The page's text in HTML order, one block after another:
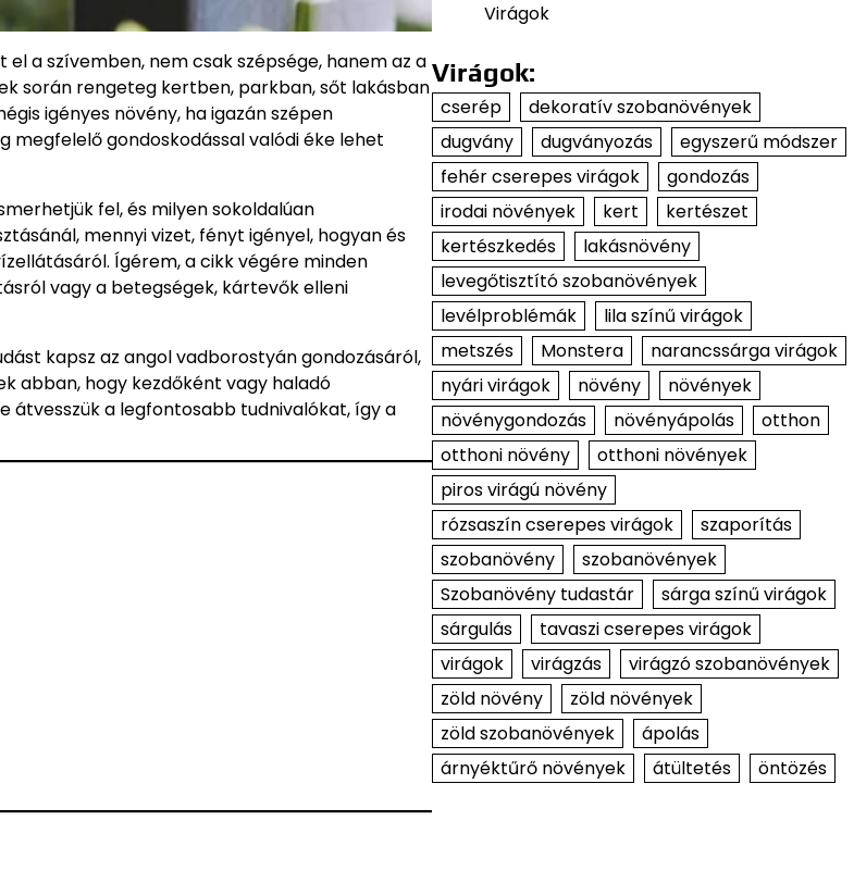
a szívemben, nem csak szépsége, hanem az a
során rengeteg kertben, parkban, sőt lakásban
igényes növény, ha igazán szépen
gondoskodással valódi éke lehet
fel, és milyen sokoldalúan
mennyi vizet, fényt igényel, hogyan és
Ígérem, a cikk végére minden
vagy a betegségek, kártevők elleni
kapsz az angol vadborostyán gondozásáról,
abban, hogy kezdőként vagy haladó
átvesszük a legfontosabb tudnivalókat, így a
Virágok
Virágok:
cserép
dekoratív szobanövények
dugvány
dugványozás
egyszerű módszer
fehér cserepes virágok
gondozás
irodai növények
kert
kertészet
kertészkedés
lakásnövény
levegőtisztító szobanövények
levélproblémák
lila színű virágok
metszés
Monstera
narancssárga virágok
nyári virágok
növény
növények
növénygondozás
növényápolás
otthon
otthoni növény
otthoni növények
piros virágú növény
rózsaszín cserepes virágok
szaporítás
szobanövény
szobanövények
Szobanövény tudastár
sárga színű virágok
sárgulás
tavaszi cserepes virágok
virágok
virágzás
virágzó szobanövények
zöld növény
zöld növények
zöld szobanövények
ápolás
árnyéktűrő növények
átültetés öntözés